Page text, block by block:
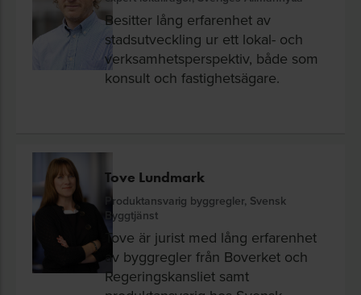
Besitter lång erfarenhet av
stadsutveckling ur ett lokal- och
verksamhetsperspektiv, både som
konsult och fastighetsägare.
Tove Lundmark
Produktansvarig byggregler, Svensk
Byggtjänst
Tove är jurist med lång erfarenhet
av byggregler från Boverket och
Regeringskansliet samt